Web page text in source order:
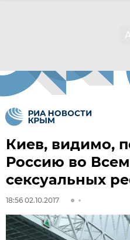
Киев, видимо,
Россию во
сексуальных
18:56 02.10.2017